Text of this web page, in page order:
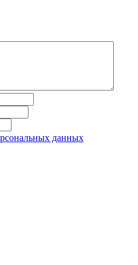
данных